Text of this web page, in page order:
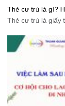
Thẻ cư trú là gì?
Thẻ cư trú là giấy